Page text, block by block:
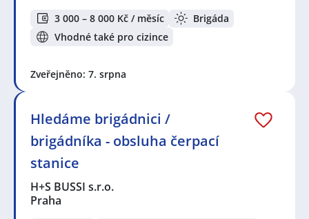
3 000 – 8 000 Kč / měsíc
Brigáda
Vhodné také pro cizince
Zveřejněno: 7. srpna
Hledáme brigádnici /
brigádníka - obsluha čerpací
stanice
H+S BUSSI s.r.o.
Praha